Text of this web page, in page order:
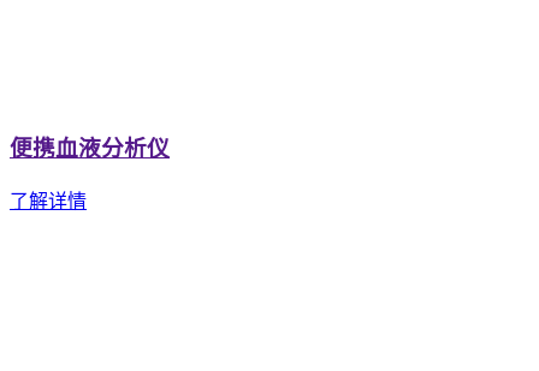
便携血液分析仪
了解详情